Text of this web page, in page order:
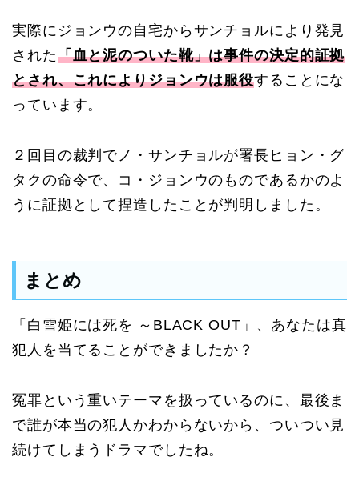
実際にジョンウの自宅からサンチョルにより発見
された「血と泥のついた靴」は事件の決定的証拠
とされ、これによりジョンウは服役することにな
っています。
２回目の裁判でノ・サンチョルが署長ヒョン・グ
タクの命令で、コ・ジョンウのものであるかのよ
うに証拠として捏造したことが判明しました。
まとめ
「白雪姫には死を ～BLACK OUT」、あなたは真
犯人を当てることができましたか？
冤罪という重いテーマを扱っているのに、最後ま
で誰が本当の犯人かわからないから、ついつい見
続けてしまうドラマでしたね。